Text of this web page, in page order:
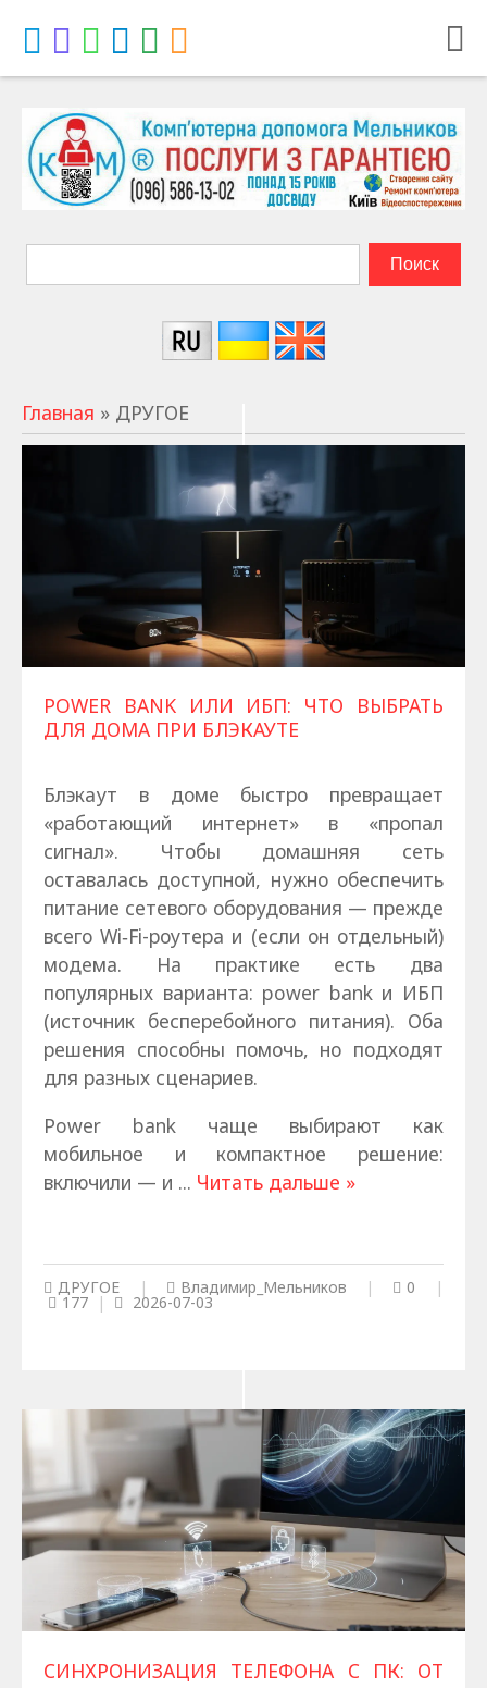
Главная » ДРУГОЕ
POWER BANK ИЛИ ИБП: ЧТО ВЫБРАТЬ
ДЛЯ ДОМА ПРИ БЛЭКАУТЕ
Блэкаут в доме быстро превращает
«работающий интернет» в «пропал
сигнал». Чтобы домашняя сеть
оставалась доступной, нужно обеспечить
питание сетевого оборудования — прежде
всего Wi‑Fi-роутера и (если он отдельный)
модема. На практике есть два
популярных варианта: power bank и ИБП
(источник бесперебойного питания). Оба
решения способны помочь, но подходят
для разных сценариев.
Power bank чаще выбирают как
мобильное и компактное решение:
включили — и ... Читать дальше »
ДРУГОЕ | Владимир_Мельников | 0 |
177 | 2026-07-03
СИНХРОНИЗАЦИЯ ТЕЛЕФОНА С ПК: ОТ